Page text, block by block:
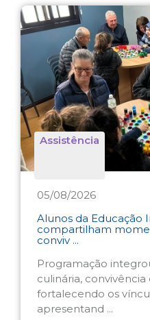
Assistência
05/08/2026
Alunos da Educação
compartilham
conviv ...
Programação
culinária,
fortalecendo os
apresentand ...